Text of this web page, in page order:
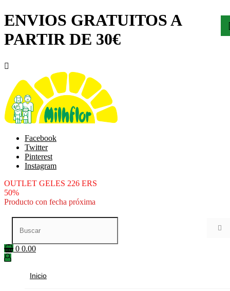
ENVIOS GRATUITOS A
PARTIR DE 30€

Facebook
Twitter
Pinterest
Instagram
OUTLET GELES 226 ERS
50%
Producto con fecha próxima

0 0.00
Inicio